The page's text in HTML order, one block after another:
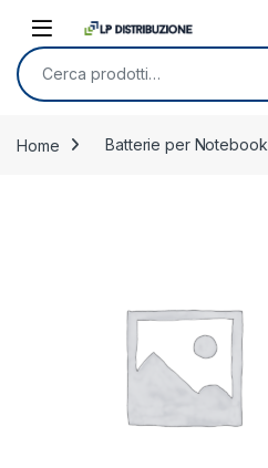
Cerca:
Home Batterie per Notebook